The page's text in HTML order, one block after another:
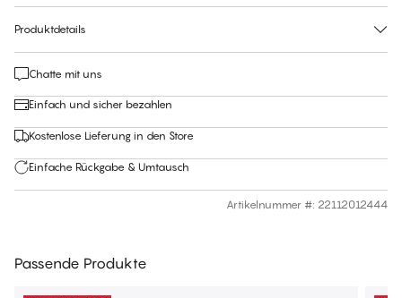
Produktdetails
Chatte mit uns
Einfach und sicher bezahlen
Kostenlose Lieferung in den Store
Einfache Rückgabe & Umtausch
Artikelnummer #: 22112012444
Passende Produkte